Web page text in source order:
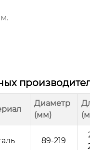
Диаметр
(мм)
89-219